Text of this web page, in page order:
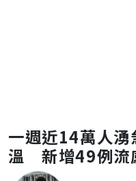
一週近14萬人湧
溫 新增49例流